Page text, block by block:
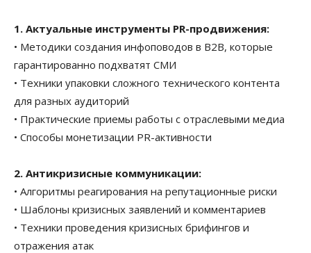
1. Актуальные инструменты PR-продвижения:
• Методики создания инфоповодов в В2В, которые
гарантированно подхватят СМИ
• Техники упаковки сложного технического контента
для разных аудиторий
• Практические приемы работы с отраслевыми медиа
• Способы монетизации PR-активности
2. Антикризисные коммуникации:
• Алгоритмы реагирования на репутационные риски
• Шаблоны кризисных заявлений и комментариев
• Техники проведения кризисных брифингов и
отражения атак